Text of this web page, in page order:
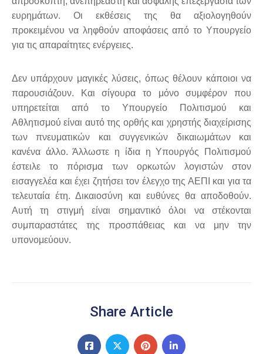
ευρημάτων. Οι εκθέσεις της θα αξιολογηθούν
προκειμένου να ληφθούν αποφάσεις από το Υπουργείο
για τις απαραίτητες ενέργειες.
Δεν υπάρχουν μαγικές λύσεις, όπως θέλουν κάποιοι να
παρουσιάζουν. Και σίγουρα το μόνο συμφέρον που
υπηρετείται από το Υπουργείο Πολιτισμού και
Αθλητισμού είναι αυτό της ορθής και χρηστής διαχείρισης
των πνευματικών και συγγενικών δικαιωμάτων και
κανένα άλλο. Άλλωστε η ίδια η Υπουργός Πολιτισμού
έστειλε το πόρισμα των ορκωτών λογιστών στον
εισαγγελέα και έχει ζητήσει τον έλεγχο της ΑΕΠΙ και για τα
τελευταία έτη. Δικαιοσύνη και ευθύνες θα αποδοθούν.
Αυτή τη στιγμή είναι σημαντικό όλοι να στέκονται
συμπαραστάτες της προσπάθειας και να μην την
υπονομεύουν.
Share Article